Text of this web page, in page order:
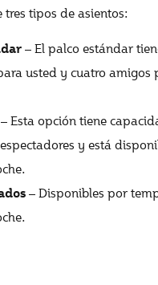
tres tipos de asientos:
– El palco estándar
usted y cuatro amigos
– Esta opción tiene
y está
– Disponibles por